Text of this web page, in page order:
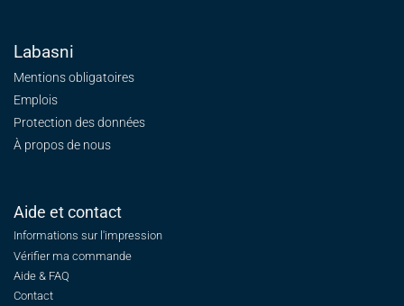
Labasni
Mentions obligatoires
Emplois
Protection des données
À propos de nous
Aide et contact
Informations sur l'impression
Vérifier ma commande
Aide & FAQ
Contact